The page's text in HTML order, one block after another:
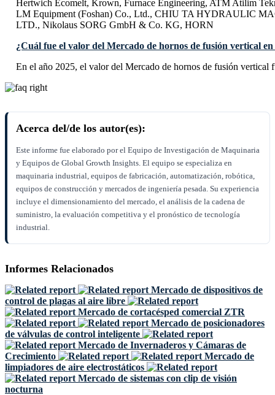
Hertwich Ecomelt, Krown, Furnace Engineering, ATM Atilim
LM Equipment (Foshan) Co., Ltd., CHIU TA HYDRAULIC
LTD., Nikolaus SORG GmbH & Co. KG, HORN
¿Cuál fue el valor del Mercado de hornos de fusión vertical en
En el año 2025, el valor del Mercado de hornos de fusión
Acerca del/de los autor(es):
Este informe fue elaborado por el Equipo de Investigación de Maquinaria
y Equipos de Global Growth Insights. El equipo se especializa en
maquinaria industrial, equipos de fabricación, automatización, robótica,
equipos de construcción y mercados de ingeniería pesada. Su experiencia
incluye el dimensionamiento del mercado, el análisis de la cadena de
suministro, la evaluación competitiva y el pronóstico de tecnología
industrial.
Informes Relacionados
Mercado de dispositivos de
control de plagas al aire libre
Mercado de cortacésped comercial ZTR
Mercado de posicionadores
de válvulas de control inteligente
Mercado de Invernaderos y Cámaras de
Crecimiento
Mercado de
limpiadores de aire electrostáticos
Mercado de sistemas con clip de visión
nocturna